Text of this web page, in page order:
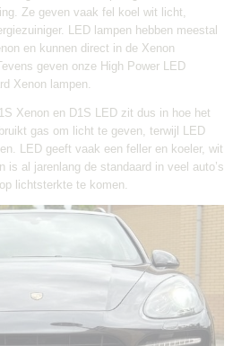
Ze geven vaak fel koel wit licht,
LED lampen hebben meestal
en kunnen direct in de Xenon
geven onze High Power LED
Xenon lampen.
Xenon en D1S LED zit dus in hoe het
gas om licht te geven, terwijl LED
LED geeft vaak een feller en koeler, wit
is al jarenlang de standaard in veel auto’s
lichtsterkte te komen.